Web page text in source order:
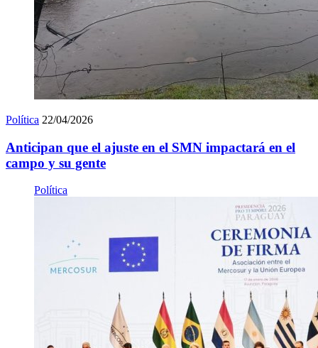
Política 22/04/2026
Anticipan que el ajuste en el SMN impactará en el
campo y su gente
Política